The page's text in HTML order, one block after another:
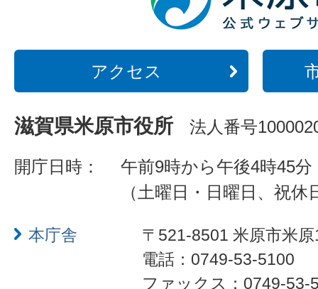
アクセス
滋賀県米原市役所 法人番号
開庁日時：
午前9時から午後4時45分
（土曜日・日曜日、祝
本庁舎
〒521-8501 米原市米
電話：0749-53-5100
ファックス：0749-53-